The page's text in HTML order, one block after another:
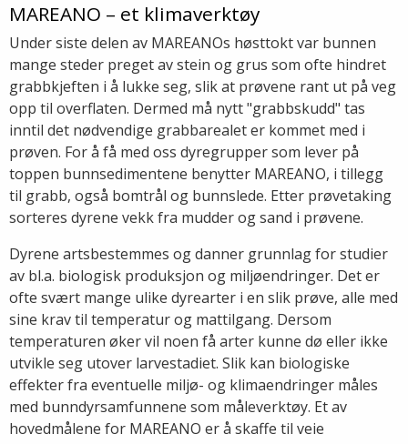
MAREANO – et klimaverktøy
Under siste delen av MAREANOs høsttokt var bunnen
mange steder preget av stein og grus som ofte hindret
grabbkjeften i å lukke seg, slik at prøvene rant ut på veg
opp til overflaten. Dermed må nytt "grabbskudd" tas
inntil det nødvendige grabbarealet er kommet med i
prøven. For å få med oss dyregrupper som lever på
toppen bunnsedimentene benytter MAREANO, i tillegg
til grabb, også bomtrål og bunnslede. Etter prøvetaking
sorteres dyrene vekk fra mudder og sand i prøvene.
Dyrene artsbestemmes og danner grunnlag for studier
av bl.a. biologisk produksjon og miljøendringer. Det er
ofte svært mange ulike dyrearter i en slik prøve, alle med
sine krav til temperatur og mattilgang. Dersom
temperaturen øker vil noen få arter kunne dø eller ikke
utvikle seg utover larvestadiet. Slik kan biologiske
effekter fra eventuelle miljø- og klimaendringer måles
med bunndyrsamfunnene som måleverktøy. Et av
hovedmålene for MAREANO er å skaffe til veie